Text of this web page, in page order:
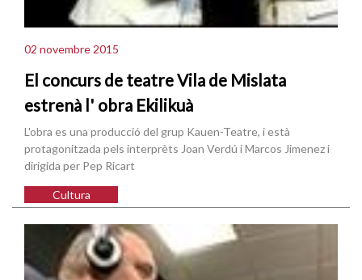
02 novembre 2015
El concurs de teatre Vila de Mislata
estrenà l' obra Ekilikuà
L'obra es una producció del grup Kauen-Teatre, i està
protagonitzada pels interprèts Joan Verdú i Marcos Jimenez i
dirigida per Pep Ricart
Cultura